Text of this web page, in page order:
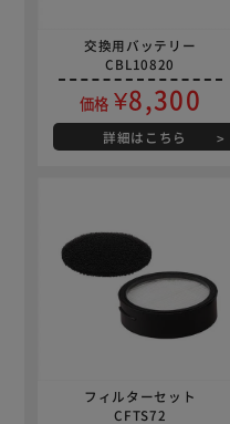
交換用バッテリー
CBL10820
価格 ¥8,300
詳細はこちら
フィルターセット
CFTS72